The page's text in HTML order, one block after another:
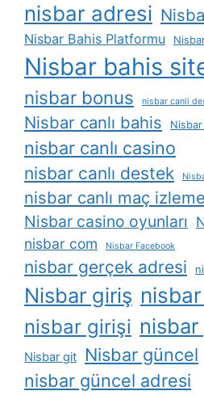
nisbar adresi
Nisbar Bahis Platformu
Nisbar bahis
nisbar bonus nisbar canli
Nisbar canlı bahis Nisbar
nisbar canlı casino
nisbar canlı destek
nisbar canlı maç izleme
Nisbar casino oyunları
nisbar com
Nisbar Facebook
nisbar gerçek adresi
Nisbar giriş
nisbar girişi
Nisbar git Nisbar güncel
nisbar güncel adresi